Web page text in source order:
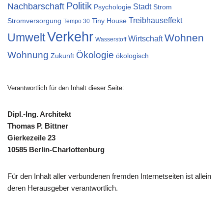
Nachbarschaft Politik Psychologie Stadt Strom
Stromversorgung Tempo 30 Tiny House Treibhauseffekt
UmweltVerkehr Wasserstoff Wirtschaft Wohnen
Wohnung Zukunft Ökologie ökologisch
Verantwortlich für den Inhalt dieser Seite:
Dipl.-Ing. Architekt
Thomas P. Bittner
Gierkezeile 23
10585 Berlin-Charlottenburg
Für den Inhalt aller verbundenen fremden Internetseiten ist allein
deren Herausgeber verantwortlich.